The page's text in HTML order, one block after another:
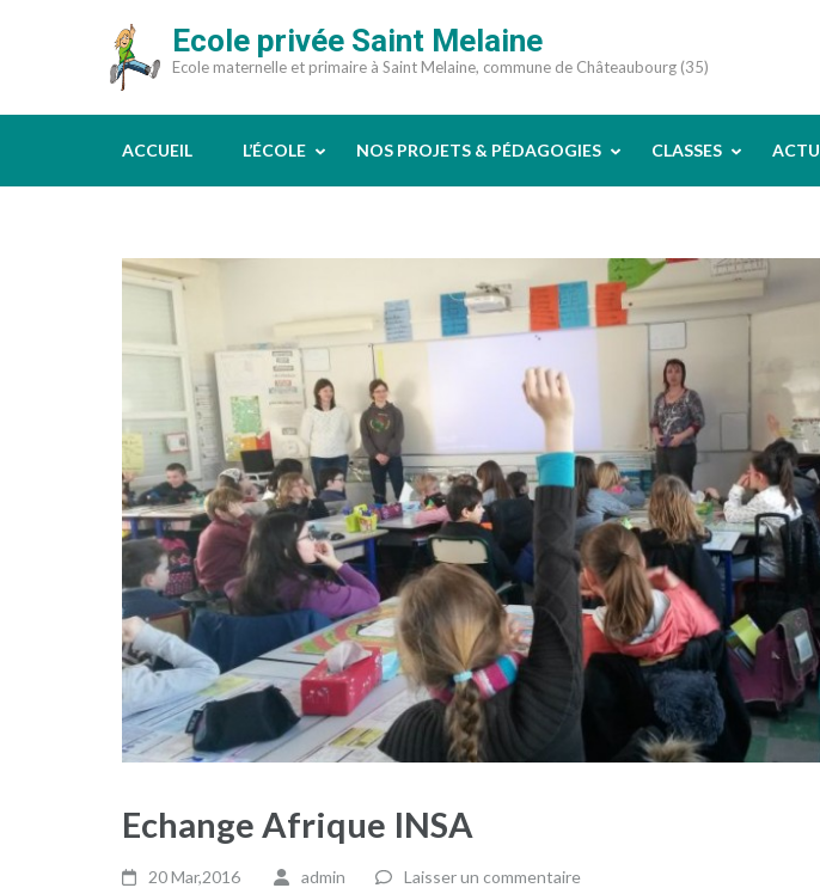
(Pressez
Ecole privée Saint Melaine
Ecole maternelle et primaire à Saint Melaine, commune de Châteaubourg (35)
ACCUEIL L’ÉCOLE NOS PROJETS & PÉDAGOGIES CLASSES
Echange Afrique INSA
20 Mar,2016 admin Laisser un commentaire